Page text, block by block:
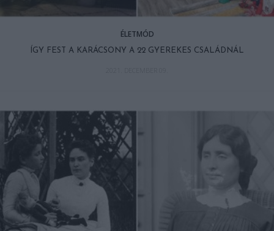
ÉLETMÓD
ÍGY FEST A KARÁCSONY A 22 GYEREKES CSALÁDNÁL